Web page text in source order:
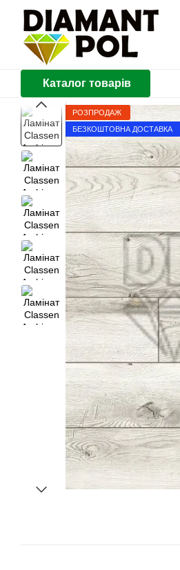
Перейти до основного контенту
Каталог товарів
РОЗПРОДАЖ
БЕЗКОШТОВНА ДОСТАВКА